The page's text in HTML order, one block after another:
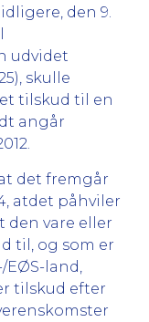
den 9.
udvidet
skulle
tilskud til en
angår
det fremgår
atdet påhviler
den vare eller
til, og som er
land,
tilskud efter